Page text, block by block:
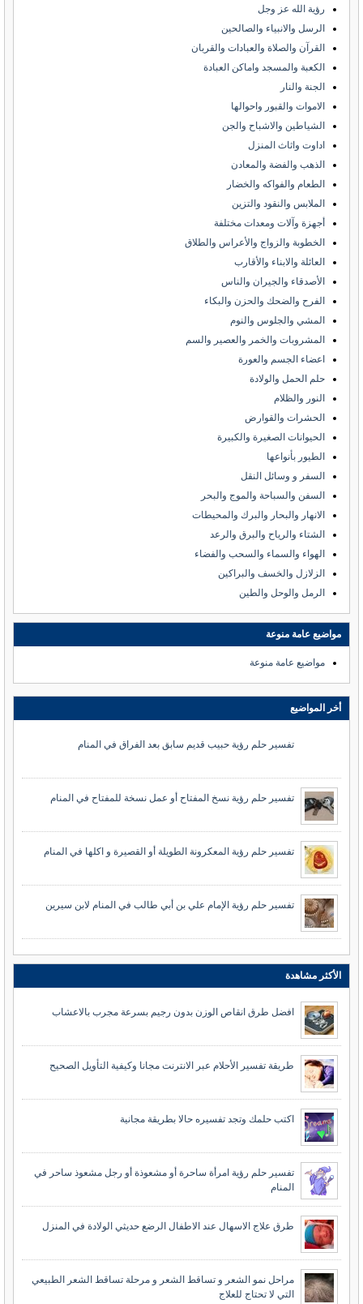
رؤية الله عز وجل
الرسل والانبياء والصالحين
القرآن والصلاة والعبادات والقربان
الكعبة والمسجد واماكن العبادة
الجنة والنار
الاموات والقبور واحوالها
الشياطين والاشباح والجن
اداوت واثاث المنزل
الذهب والفضة والمعادن
الطعام والفواكه والخضار
الملابس والنقود والتزين
أجهزة وآلات ومعدات مختلفة
الخطوبة والزواج والأعراس والطلاق
العائلة والابناء والأقارب
الأصدقاء والجيران والناس
الفرح والضحك والحزن والبكاء
المشي والجلوس والنوم
المشروبات والخمر والعصير والسم
اعضاء الجسم والعورة
حلم الحمل والولادة
النور والظلام
الحشرات والقوارض
الحيوانات الصغيرة والكبيرة
الطيور بأنواعها
السفر و وسائل النقل
السفن والسباحة والموج والبحر
الانهار والبحار والبرك والمحيطات
الشتاء والرياح والبرق والرعد
الهواء والسماء والسحب والفضاء
الزلازل والخسف والبراكين
الرمل والوحل والطين
مواضيع عامة منوعة
مواضيع عامة منوعة
أخر المواضيع
تفسير حلم رؤية حبيب قديم سابق بعد الفراق في المنام
تفسير حلم رؤية نسخ المفتاح أو عمل نسخة للمفتاح في المنام
تفسير حلم رؤية المعكرونة الطويلة أو القصيرة و اكلها في المنام
تفسير حلم رؤية الإمام علي بن أبي طالب في المنام لابن سيرين
الأكثر مشاهدة
افضل طرق انقاص الوزن بدون رجيم بسرعة مجرب بالاعشاب
طريقة تفسير الأحلام عبر الانترنت مجانا وكيفية التأويل الصحيح
اكتب حلمك وتجد تفسيره حالا بطريقة مجانية
تفسير حلم رؤية امرأة ساحرة أو مشعوذة أو رجل مشعوذ ساحر في
المنام
طرق علاج الاسهال عند الاطفال الرضع حديثي الولادة في المنزل
مراحل نمو الشعر و تساقط الشعر و مرحلة تساقط الشعر الطبيعي
التي لا تحتاج للعلاج